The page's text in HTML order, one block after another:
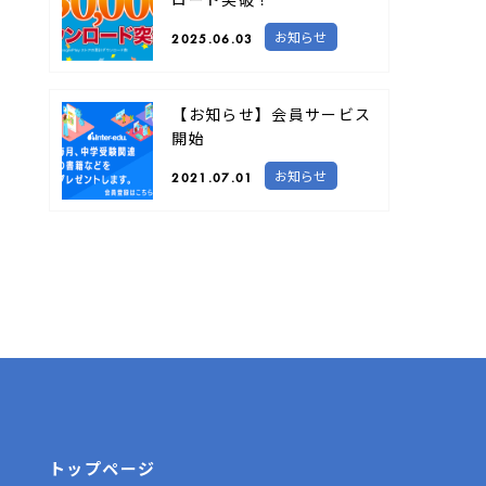
2025.06.03 お知らせ
【お知らせ】会員サービス
開始
2021.07.01 お知らせ
トップページ